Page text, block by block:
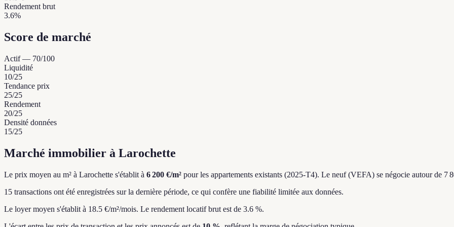
Rendement brut
3.6%
Score de marché
Actif— 70/100
Liquidité
10/25
Tendance prix
25/25
Rendement
20/25
Densité données
15/25
Marché immobilier à Larochette
Le prix moyen au m² à Larochette s'établit à 6 200 €/m² pour les appartements existants (2025-T4). Le neuf (VEFA) se négocie autour de 7
15 transactions ont été enregistrées sur la dernière période, ce qui confère une fiabilité limitée aux données.
Le loyer moyen s'établit à 18.5 €/m²/mois. Le rendement locatif brut est de 3.6 %.